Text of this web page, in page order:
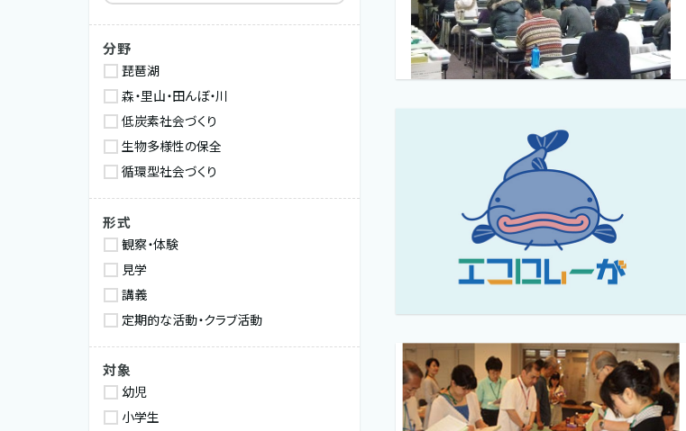
分野
琵琶湖
森・里山・田んぼ・川
低炭素社会づくり
生物多様性の保全
循環型社会づくり
形式
観察・体験
見学
講義
定期的な活動・クラブ活動
対象
幼児
小学生